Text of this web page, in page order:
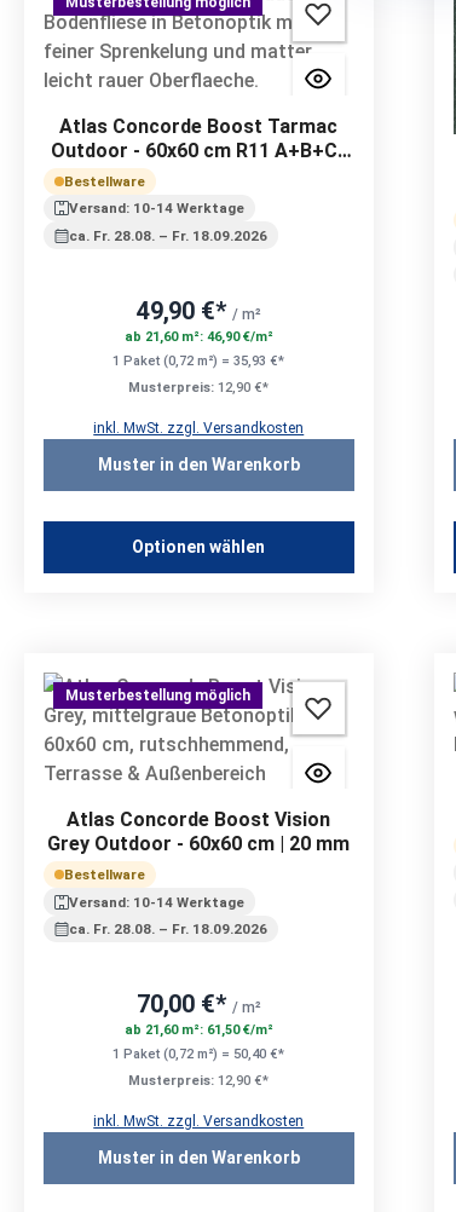
Atlas Concorde Boost Tarmac
Outdoor - 60x60 cm R11 A+B+C |
Bestellware
Versand: 10-14 Werktage
ca. Fr. 28.08. – Fr. 18.09.2026
49,90 €* / m²
ab 21,60 m²: 46,90 €/m²
1 Paket (0,72 m²) = 35,93 €*
Musterpreis: 12,90 €*
inkl. MwSt. zzgl. Versandkosten
Muster in den Warenkorb
Optionen wählen
Musterbestellung möglich
Atlas Concorde Boost Vision
Grey Outdoor - 60x60 cm | 20 mm
Bestellware
Versand: 10-14 Werktage
ca. Fr. 28.08. – Fr. 18.09.2026
70,00 €* / m²
ab 21,60 m²: 61,50 €/m²
1 Paket (0,72 m²) = 50,40 €*
Musterpreis: 12,90 €*
inkl. MwSt. zzgl. Versandkosten
Muster in den Warenkorb